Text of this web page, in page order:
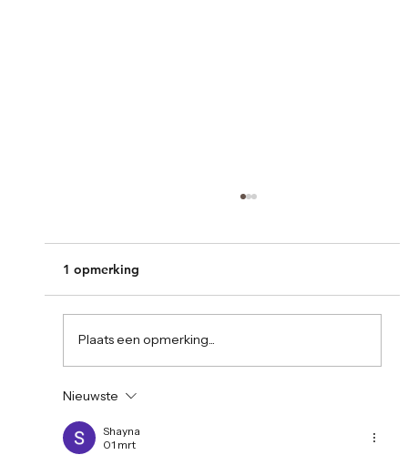
1 opmerking
Plaats een opmerking...
Nieuwste
Shayna
01 mrt